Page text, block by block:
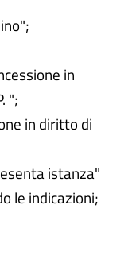
in
";
in diritto di
istanza"
le indicazioni;